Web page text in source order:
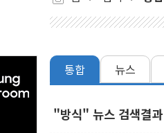
통합 뉴스
"방식" 뉴스 검색결과